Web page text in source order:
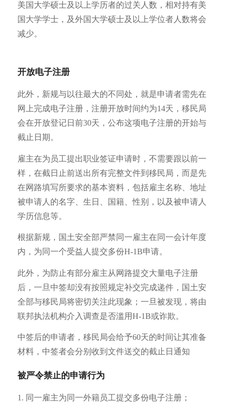
美国大学硕士及以上学历者的过关人数，相对持有美
国大学学士，及外国大学硕士及以上学位者人数将会
减少。
开放电子注册
此外，新规与以往最大的不同处，就是申请者需先在
网上完成电子注册，注册开放时间约为14天，移民局
会在开放登记日前30天，公布这项电子注册的开始与
截止日期。
雇主在为员工提出职业签证申请时，不需要跟以前一
样，在截日止前送出所有完整文件到移民局，而是先
在网路填写所要求的基本资料，包括雇主名称、地址
被申请人的名字、生日、国籍、性别，以及被申请人
学历信息等。
根据新规，国土安全部严禁同一雇主在同一会计年度
内，为同一个受益人提交多份H-1B申请。
此外，为防止有部分雇主从网路提交大量电子注册
后，一旦中签却没有按照规定补交完成递件，国土安
全部与移民局将密切关注此现象；一旦被发现，将由
联邦执法机构介入调查是否滥用H-1B或诈欺。
中签后的申请者，移民局会给予60天的时间让其准备
材料，中签者会分别收到文件送交的截止日通知
被严令禁止的申请行为
1. 同一雇主为同一外籍员工提交多份电子注册；